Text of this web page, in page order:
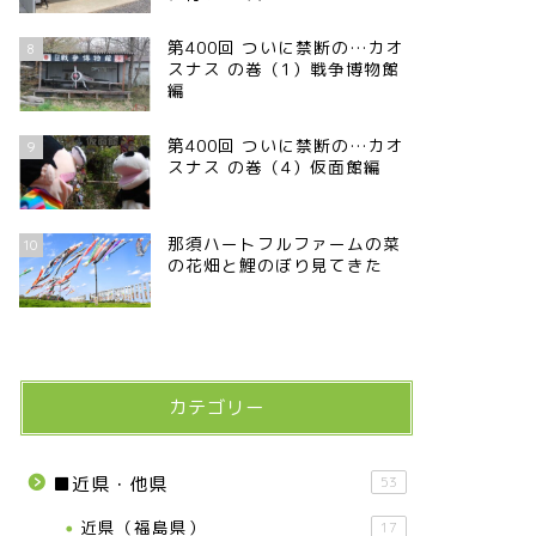
8
第400回 ついに禁断の…カオ
スナス の巻（1）戦争博物館
編
9
第400回 ついに禁断の…カオ
スナス の巻（4）仮面館編
10
那須ハートフルファームの菜
の花畑と鯉のぼり見てきた
カテゴリー
■近県・他県 53
近県（福島県） 17